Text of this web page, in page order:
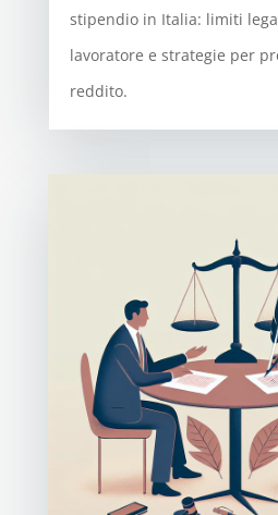
stipendio in Italia: limiti
lavoratore e strategie per
reddito.